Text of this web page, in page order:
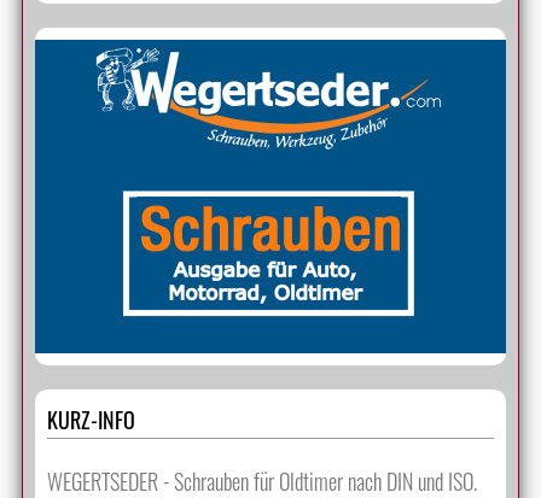
KURZ-INFO
WEGERTSEDER - Schrauben für Oldtimer nach DIN und ISO.